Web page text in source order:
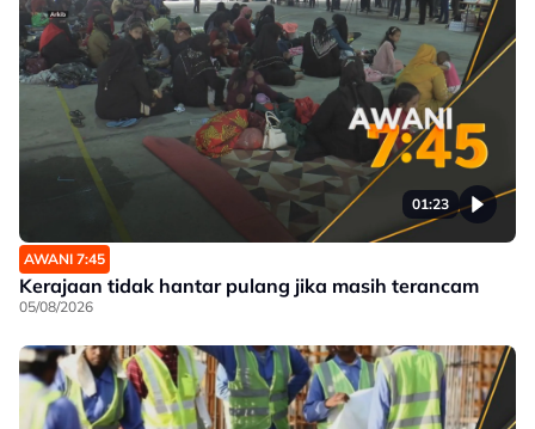
01:23
AWANI 7:45
Kerajaan tidak hantar pulang jika masih terancam
05/08/2026